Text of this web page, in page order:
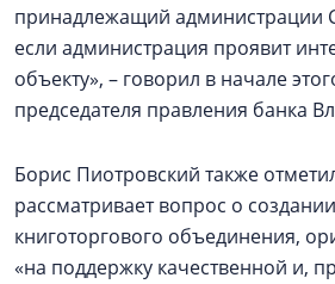
принадлежащий администрации
если администрация проявит
объекту», – говорил в начале
председателя правления банка
Борис Пиотровский также
рассматривает вопрос о
книготоргового объединения,
«на поддержку качественной и,